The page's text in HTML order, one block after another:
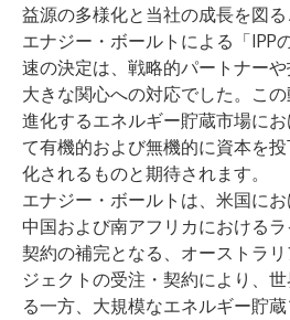
益源の多様化と当社の成長を図る
エナジー・ボールトによる「IPP
速の決定は、戦略的パートナー
大きな関心への対応でした。こ
進化するエネルギー貯蔵市場に
て有機的および無機的に資本を
化されるものと期待されます。
エナジー・ボールトは、米国に
中国および南アフリカにおける
契約の補完となる、オーストラ
ジェクトの受注・契約により、
る一方、大規模なエネルギー貯